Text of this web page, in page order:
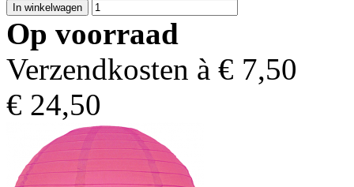
Op voorraad
Verzendkosten à € 7,50
€ 24,50